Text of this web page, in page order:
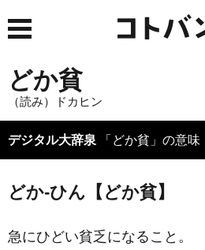
どか貧
（読み）ドカヒン
デジタル大辞泉 「どか貧」の意
どか‐ひん【どか貧】
急にひどい貧乏になること。